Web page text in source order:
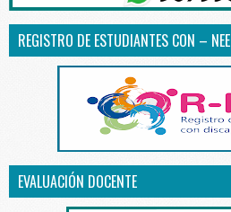
REGISTRO DE ESTUDIANTES CON – NEE
EVALUACIÓN DOCENTE